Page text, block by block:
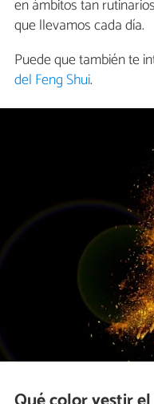
en ámbitos tan
que llevamos cada día.
Puede que también te
del Feng Shui.